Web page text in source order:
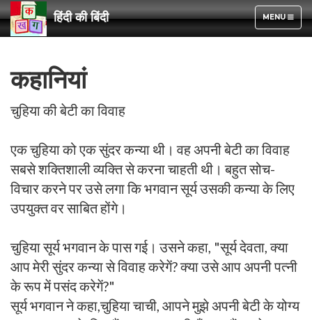
TOGGLE
NAVIGATION
MENU
हिंदी की बिंदी
कहानियां
चुहिया की बेटी का विवाह
एक चुहिया को एक सुंदर कन्या थी। वह अपनी बेटी का विवाह
सबसे शक्तिशाली व्यक्ति से करना चाहती थी। बहुत सोच-
विचार करने पर उसे लगा कि भगवान सूर्य उसकी कन्या के लिए
उपयुक्त वर साबित होंगे।
चुहिया सूर्य भगवान के पास गई। उसने कहा, "सूर्य देवता, क्या
आप मेरी सुंदर कन्या से विवाह करेगें? क्या उसे आप अपनी पत्नी
के रूप में पसंद करेगें?"
सूर्य भगवान ने कहा,चुहिया चाची, आपने मुझे अपनी बेटी के योग्य